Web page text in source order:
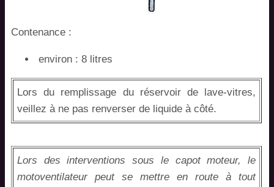
Contenance :
environ : 8 litres
Lors du remplissage du réservoir de lave-vitres,
veillez à ne pas renverser de liquide à côté.
Lors des interventions sous le capot moteur, le
motoventilateur peut se mettre en route à tout